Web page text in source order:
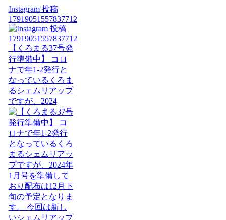
Instagram 投稿
17919051557837712
【くろまる37号発
行準備中】 コロ
ナで年1-2発行と
なっているくろま
るシェムリアップ
ですが、2024